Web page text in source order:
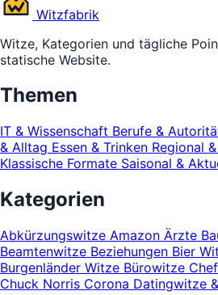
Witzfabrik
Witze, Kategorien und tägliche
statische Website.
Themen
IT & Wissenschaft Berufe &
& Alltag Essen & Trinken Regional
Klassische Formate Saisonal &
Kategorien
Abkürzungswitze Amazon Ärzte
Beamtenwitze Beziehungen Bier
Burgenländer Witze Bürowitze
Chuck Norris Corona Datingwitze